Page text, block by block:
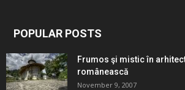
POPULAR POSTS
Frumos şi mistic în
românească
November 9, 2007